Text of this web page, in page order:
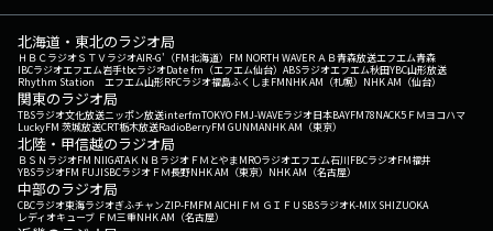
北海道・東北のラジオ局
ＨＢＣラジオＳＴＶラジオAIR-G'（FM北海道） FM NORTH WAVEＲＡＢ青森放送エフエム青森
IBCラジオエフエム岩手tbcラジオDate fm（エフエム仙台） ABSラジオエフエム秋田YBC山形放送
Rhythm Station エフエム山形RFCラジオ福島ふくしまFMNHK AM（札幌） NHK AM（仙台）
関東のラジオ局
TBSラジオ文化放送ニッポン放送interfmTOKYO FMJ-WAVEラジオ日本BAYFM78NACK5 ＦＭヨコハマ
LuckyFM 茨城放送CRT栃木放送RadioBerryFM GUNMANHK AM（東京）
北陸・甲信越のラジオ局
ＢＳＮラジオFM NIIGATAＫＮＢラジオ ＦＭとやまMROラジオエフエム石川FBCラジオFM福井
YBSラジオFM FUJISBCラジオ ＦＭ長野NHK AM（東京） NHK AM（名古屋）
中部のラジオ局
CBCラジオ東海ラジオぎふチャンZIP-FMFM AICHI ＦＭ ＧＩＦＵ SBSラジオK-MIX SHIZUOKA
レディオキューブ ＦＭ三重NHK AM（名古屋）